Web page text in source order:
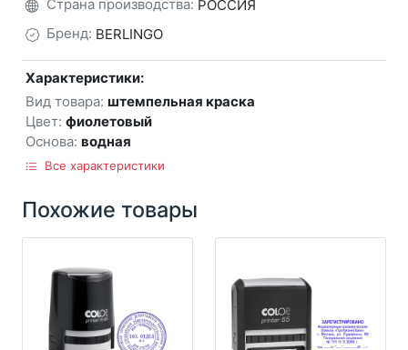
Страна производства: РОССИЯ
Бренд: BERLINGO
Характеристики:
Вид товара: штемпельная краска
Цвет: фиолетовый
Основа: водная
Все характеристики
Похожие товары